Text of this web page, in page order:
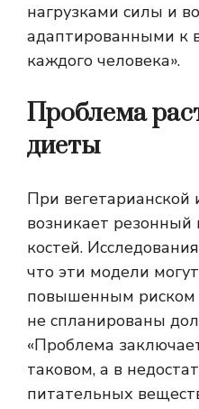
нагрузками силы и
адаптированными к
каждого человека».
Проблема
диеты
При вегетарианской
возникает резонный
костей.
что эти модели
повышенным риском
не спланированы
«Проблема
таковом, а в
питательных